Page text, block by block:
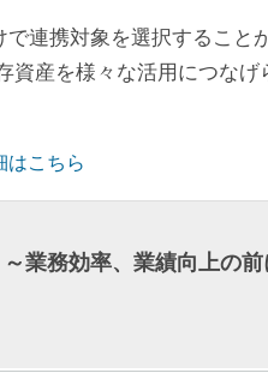
連携対象を選択すること
資産を様々な活用につなげ
はこちら
業務効率、業績向上の